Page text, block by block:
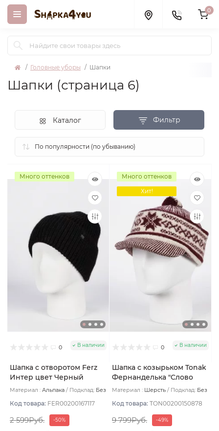
0
Головные уборы Шапки
Шапки (страница 6)
Фильтр
Каталог
Много оттенков
0 В наличии
Шапка с отворотом Ferz
Интер цвет Черный
Материал : Альпака Подклад: Без
Код товара: FER00200167117
2 599Руб. -50%
Много оттенков
Хит!
0 В наличии
Шапка с козырьком Tonak
Фернанделька "Слово
пацана" цвет бордо/бел
Материал : Шерсть Подклад: Без
Код товара: TON00200150878
9 799Руб. -49%